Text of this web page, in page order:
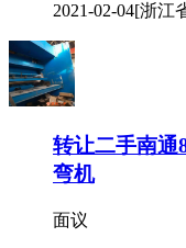
2021-02-04[浙江
转让二手南通
弯机
面议